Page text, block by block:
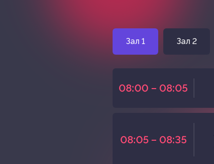
Зал 1 Зал 2
08:00 – 08:05
08:05 – 08:35